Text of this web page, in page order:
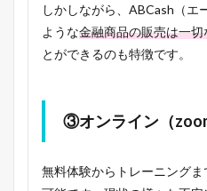
しかしながら、ABCash（エ
ような金融商品の販売は一切
とができるのも特徴です。
③オンライン（
無料体験からトレーニング